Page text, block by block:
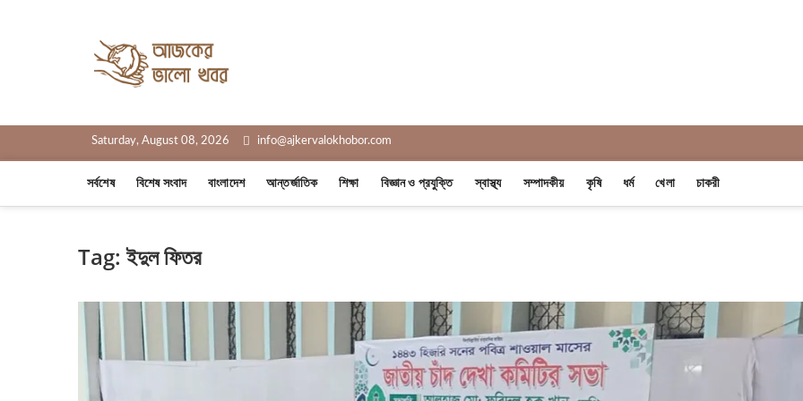
Saturday, August 08, 2026 info@ajkervalokhobor.com
সর্বশেষ বিশেষ সংবাদ বাংলাদেশ আন্তর্জাতিক শিক্ষা বিজ্ঞান ও প্রযুক্তি স্বাস্থ্য সম্পাদকীয় কৃষি ধর্ম খেলা চাকরী
Tag:ইদুল ফিতর